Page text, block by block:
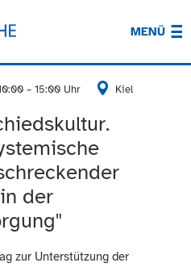
MENÜ
– 15:00 Uhr Kiel
der
zur Unterstützung der